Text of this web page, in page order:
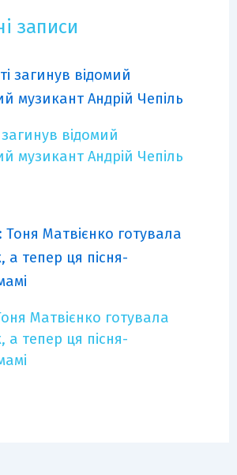
записи
відомий
музикант Андрій Чепіль
Матвієнко готувала
а тепер ця пісня-